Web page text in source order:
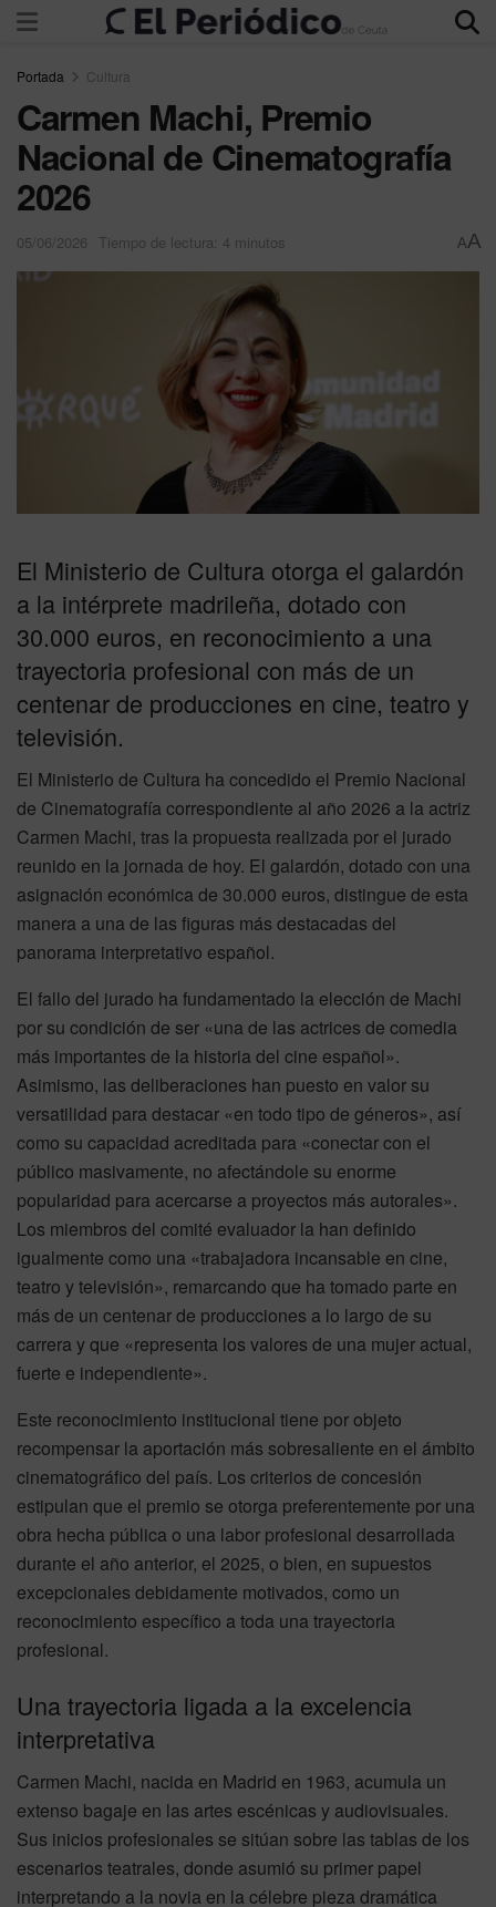
Portada Cultura
Carmen Machi, Premio
Nacional de Cinematografía
2026
05/06/2026 Tiempo de lectura: 4 minutos AA
El Ministerio de Cultura otorga el galardón
a la intérprete madrileña, dotado con
30.000 euros, en reconocimiento a una
trayectoria profesional con más de un
centenar de producciones en cine, teatro y
televisión.
El Ministerio de Cultura ha concedido el Premio Nacional
de Cinematografía correspondiente al año 2026 a la actriz
Carmen Machi, tras la propuesta realizada por el jurado
reunido en la jornada de hoy. El galardón, dotado con una
asignación económica de 30.000 euros, distingue de esta
manera a una de las figuras más destacadas del
panorama interpretativo español.
El fallo del jurado ha fundamentado la elección de Machi
por su condición de ser «una de las actrices de comedia
más importantes de la historia del cine español».
Asimismo, las deliberaciones han puesto en valor su
versatilidad para destacar «en todo tipo de géneros», así
como su capacidad acreditada para «conectar con el
público masivamente, no afectándole su enorme
popularidad para acercarse a proyectos más autorales».
Los miembros del comité evaluador la han definido
igualmente como una «trabajadora incansable en cine,
teatro y televisión», remarcando que ha tomado parte en
más de un centenar de producciones a lo largo de su
carrera y que «representa los valores de una mujer actual,
fuerte e independiente».
Este reconocimiento institucional tiene por objeto
recompensar la aportación más sobresaliente en el ámbito
cinematográfico del país. Los criterios de concesión
estipulan que el premio se otorga preferentemente por una
obra hecha pública o una labor profesional desarrollada
durante el año anterior, el 2025, o bien, en supuestos
excepcionales debidamente motivados, como un
reconocimiento específico a toda una trayectoria
profesional.
Una trayectoria ligada a la excelencia
interpretativa
Carmen Machi, nacida en Madrid en 1963, acumula un
extenso bagaje en las artes escénicas y audiovisuales.
Sus inicios profesionales se sitúan sobre las tablas de los
escenarios teatrales, donde asumió su primer papel
interpretando a la novia en la célebre pieza dramática